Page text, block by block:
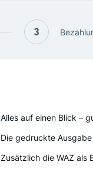
3
Alles auf einen Blick –
Die gedruckte
Zusätzlich die WAZ als